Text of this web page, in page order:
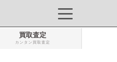
買取査定
カンタン買取査定